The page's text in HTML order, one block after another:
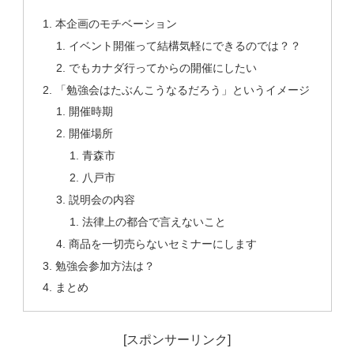
本企画のモチベーション
イベント開催って結構気軽にできるのでは？？
でもカナダ行ってからの開催にしたい
「勉強会はたぶんこうなるだろう」というイメージ
開催時期
開催場所
青森市
八戸市
説明会の内容
法律上の都合で言えないこと
商品を一切売らないセミナーにします
勉強会参加方法は？
まとめ
[スポンサーリンク]